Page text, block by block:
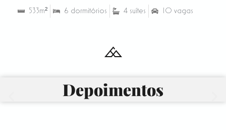
533m²
6 dormitórios 4 suítes 10 vagas
Depoimentos